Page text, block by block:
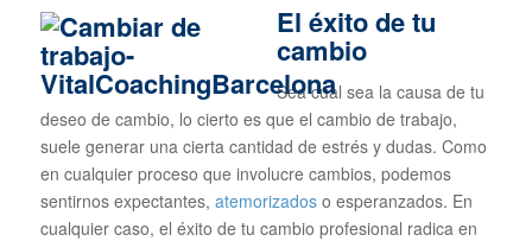
El éxito de tu
cambio
Sea cual sea la causa de tu
deseo de cambio, lo cierto es que el cambio de trabajo,
suele generar una cierta cantidad de estrés y dudas. Como
en cualquier proceso que involucre cambios, podemos
sentirnos expectantes, atemorizadoso esperanzados. En
cualquier caso, el éxito de tu cambio profesional radica en